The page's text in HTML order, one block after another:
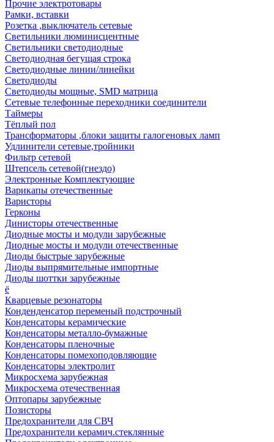
Прочие электротовары
Рамки, вставки
Розетка ,выключатель сетевые
Светильники люминисцентные
Светильники светодиодные
Светодиодная бегущая строка
Светодиодные линии/линейки
Светодиоды
Светодиоды мощные, SMD матрица
Сетевые телефонные переходники соединители
Таймеры
Тёплый пол
Трансформаторы ,блоки защиты галогеновых ламп
Удлинители сетевые,тройники
Фильтр сетевой
Штепсель сетевой(гнездо)
Электронные Комплектующие
Варикапы отечественные
Варисторы
Герконы
Динисторы отечественные
Диодные мосты и модули зарубежные
Диодные мосты и модули отечественные
Диоды быстрые зарубежные
Диоды выпрямительные импортные
Диоды шоттки зарубежные
ё
Кварцевые резонаторы
Конденденсатор переменый подстрочный
Конденсаторы керамические
Конденсаторы металло-бумажные
Конденсаторы пленочные
Конденсаторы помехоподовляющие
Конденсаторы электролит
Микросхема зарубежная
Микросхема отечественная
Оптопары зарубежные
Позисторы
Предохранители для СВЧ
Предохранители керамич.стеклянные